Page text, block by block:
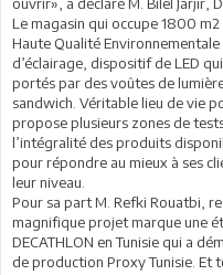
ouvrir», a déclaré M. Bilel Jarjir,
Le magasin qui occupe 1800
Haute Qualité
d’éclairage, dispositif de LED
portés par des voûtes de
sandwich. Véritable lieu de vie
propose plusieurs zones de
l’intégralité des produits
pour répondre au mieux à ses
leur niveau.
Pour sa part M. Refki Rouatbi,
magnifique projet marque une
DECATHLON en Tunisie qui a
de production Proxy Tunisie. Et